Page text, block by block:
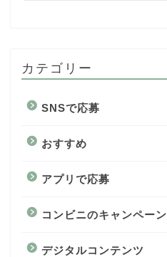
カテゴリー
SNSで応募
おすすめ
アプリで応募
コンビニのキャンペーン
デジタルコンテンツ